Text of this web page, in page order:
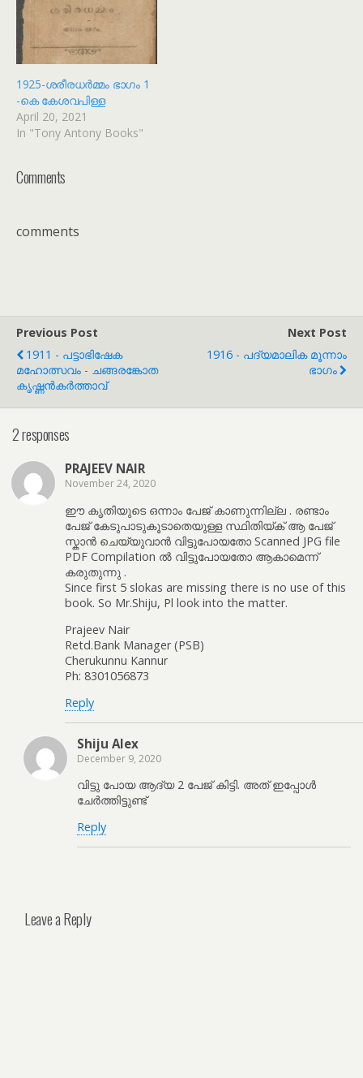
1925-ശരീരധര്‍മ്മം ഭാഗം 1
-കെ കേശവപിള്ള
April 20, 2021
In "Tony Antony Books"
Comments
comments
Previous Post
1911 - പട്ടാഭിഷേക
മഹോത്സവം - ചങ്ങരങ്കോത
കൃഷ്ണൻകർത്താവ്
Next Post
1916 - പദ്യമാലിക മൂന്നാം
ഭാഗം
2 responses
PRAJEEV NAIR
November 24, 2020
ഈ കൃതിയുടെ ഒന്നാം പേജ് കാണുന്നില്ല . രണ്ടാം
പേജ് കേടുപാടുകൂടാതെയുള്ള സ്ഥിതിയ്ക് ആ പേജ്
സ്കാൻ ചെയ്യുവാൻ വിട്ടുപോയതോ Scanned JPG file
PDF Compilation ൽ വിട്ടുപോയതോ ആകാമെന്ന്
കരുതുന്നു .
Since first 5 slokas are missing there is no use of this
book. So Mr.Shiju, Pl look into the matter.
Prajeev Nair
Retd.Bank Manager (PSB)
Cherukunnu Kannur
Ph: 8301056873
Reply
Shiju Alex
December 9, 2020
വിട്ടു പോയ ആദ്യ 2 പേജ് കിട്ടി. അത് ഇപ്പോൾ
ചേർത്തിട്ടുണ്ട്
Reply
Leave a Reply